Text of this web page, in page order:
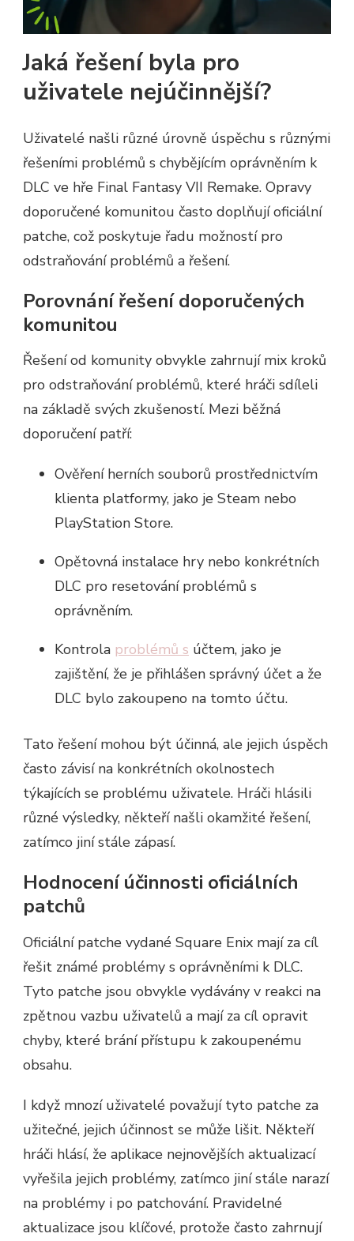
Jaká řešení byla pro
uživatele nejúčinnější?
Uživatelé našli různé úrovně úspěchu s různými
řešeními problémů s chybějícím oprávněním k
DLC ve hře Final Fantasy VII Remake. Opravy
doporučené komunitou často doplňují oficiální
patche, což poskytuje řadu možností pro
odstraňování problémů a řešení.
Porovnání řešení doporučených
komunitou
Řešení od komunity obvykle zahrnují mix kroků
pro odstraňování problémů, které hráči sdíleli
na základě svých zkušeností. Mezi běžná
doporučení patří:
Ověření herních souborů prostřednictvím
klienta platformy, jako je Steam nebo
PlayStation Store.
Opětovná instalace hry nebo konkrétních
DLC pro resetování problémů s
oprávněním.
Kontrola problémů s účtem, jako je
zajištění, že je přihlášen správný účet a že
DLC bylo zakoupeno na tomto účtu.
Tato řešení mohou být účinná, ale jejich úspěch
často závisí na konkrétních okolnostech
týkajících se problému uživatele. Hráči hlásili
různé výsledky, někteří našli okamžité řešení,
zatímco jiní stále zápasí.
Hodnocení účinnosti oficiálních
patchů
Oficiální patche vydané Square Enix mají za cíl
řešit známé problémy s oprávněními k DLC.
Tyto patche jsou obvykle vydávány v reakci na
zpětnou vazbu uživatelů a mají za cíl opravit
chyby, které brání přístupu k zakoupenému
obsahu.
I když mnozí uživatelé považují tyto patche za
užitečné, jejich účinnost se může lišit. Někteří
hráči hlásí, že aplikace nejnovějších aktualizací
vyřešila jejich problémy, zatímco jiní stále narazí
na problémy i po patchování. Pravidelné
aktualizace jsou klíčové, protože často zahrnují